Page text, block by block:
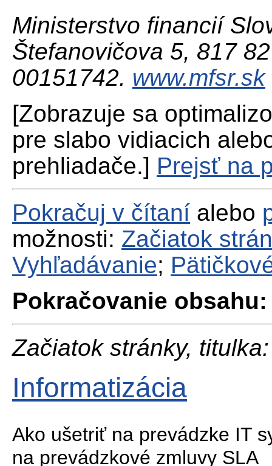
Ministerstvo financií
Štefanovičova 5, 817
00151742. www.mfsr.sk
[Zobrazuje sa
pre slabo vidiacich
prehliadače.] Prejsť na
Pokračuj v čítaní alebo
možnosti: Začiatok
Vyhľadávanie;
Pokračovanie obsahu:
Začiatok stránky, titulka:
Informatizácia
Ako ušetriť na prevádzke IT
na prevádzkové zmluvy SLA